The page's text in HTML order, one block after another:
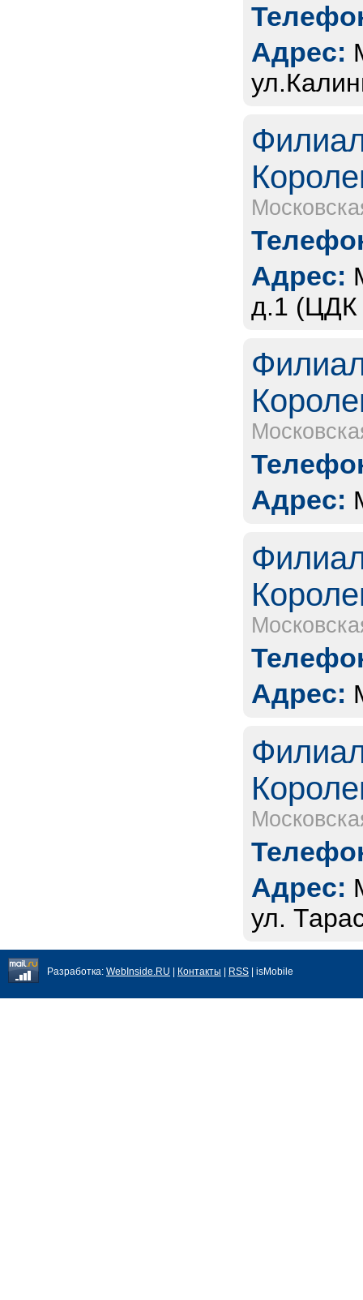
Адрес:
Адрес:
д.1 (ЦДК
Адрес:
Адрес:
Адрес:
ул.
Разработка: WebInside.RU Контакты RSS | isMobile